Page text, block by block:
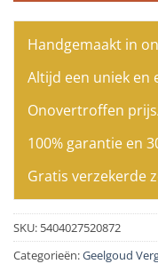
Handgemaakt in
Altijd een uniek en
Onovertroffen
100% garantie en
Gratis verzekerde
SKU: 5404027520872
Categorieën:Geelgoud